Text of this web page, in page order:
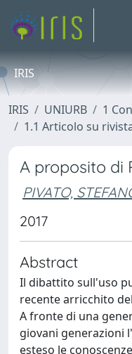
IRIS
IRIS UNIURB
1
1.1 Articolo su
A proposito di
PIVATO,
2017
Abstract
Il dibattito sull'uso
recente arricchito
A fronte di una
giovani generazioni
esteso le